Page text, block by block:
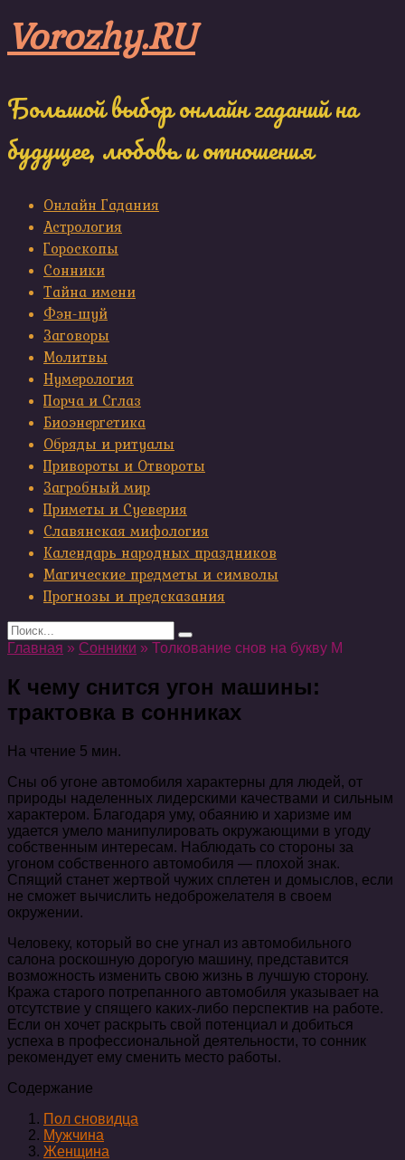
to
content
Vorozhy.RU
Большой выбор онлайн гаданий на
будущее, любовь и отношения
Онлайн Гадания
Астрология
Гороскопы
Сонники
Тайна имени
Фэн-шуй
Заговоры
Молитвы
Нумерология
Порча и Сглаз
Биоэнергетика
Обряды и ритуалы
Привороты и Отвороты
Загробный мир
Приметы и Суеверия
Славянская мифология
Календарь народных праздников
Магические предметы и символы
Прогнозы и предсказания
Search
for:
Главная » Сонники » Толкование снов на букву М
К чему снится угон машины:
трактовка в сонниках
На чтение 5 мин.
Сны об угоне автомобиля характерны для людей, от
природы наделенных лидерскими качествами и сильным
характером. Благодаря уму, обаянию и харизме им
удается умело манипулировать окружающими в угоду
собственным интересам. Наблюдать со стороны за
угоном собственного автомобиля — плохой знак.
Спящий станет жертвой чужих сплетен и домыслов, если
не сможет вычислить недоброжелателя в своем
окружении.
Человеку, который во сне угнал из автомобильного
салона роскошную дорогую машину, представится
возможность изменить свою жизнь в лучшую сторону.
Кража старого потрепанного автомобиля указывает на
отсутствие у спящего каких-либо перспектив на работе.
Если он хочет раскрыть свой потенциал и добиться
успеха в профессиональной деятельности, то сонник
рекомендует ему сменить место работы.
Содержание
Пол сновидца
Мужчина
Женщина